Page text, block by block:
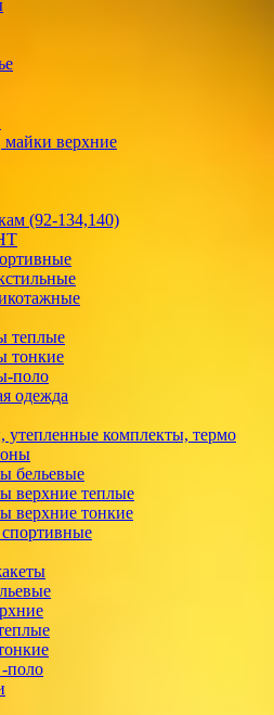
верхние
(92-134,140)
теплые
тонкие
поло
одежда
утепленные комплекты, термо
бельевые
верхние теплые
верхние тонкие
поло